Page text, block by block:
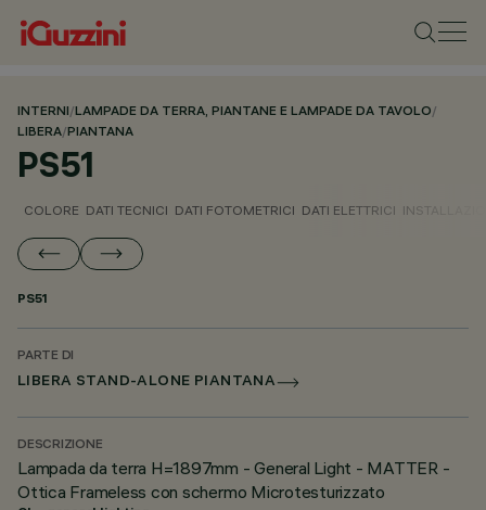
INTERNI/LAMPADE DA TERRA, PIANTANE E LAMPADE DA TAVOLO/
LIBERA/PIANTANA
PS51
COLORE DATI TECNICI DATI FOTOMETRICI DATI ELETTRICI
PS51
PARTE DI
LIBERA STAND-ALONE PIANTANA
DESCRIZIONE
Lampada da terra H=1897mm - General Light - MATTER -
Ottica Frameless con schermo Microtesturizzato